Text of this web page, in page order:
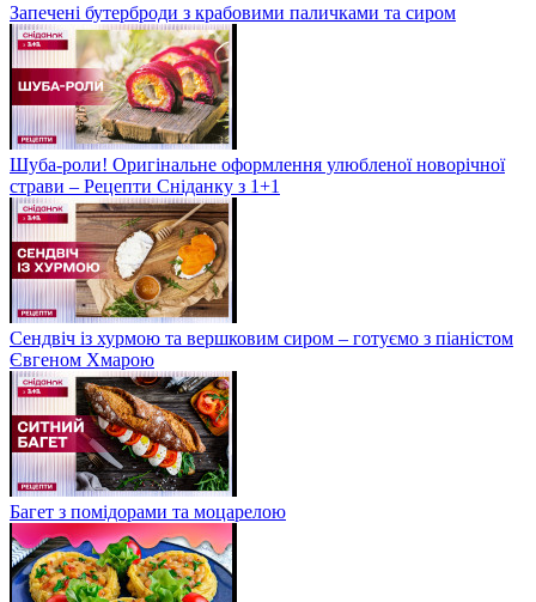
Запечені бутерброди з крабовими паличками та сиром
Шуба-роли! Оригінальне оформлення улюбленої новорічної
страви – Рецепти Сніданку з 1+1
Сендвіч із хурмою та вершковим сиром – готуємо з піаністом
Євгеном Хмарою
Багет з помідорами та моцарелою